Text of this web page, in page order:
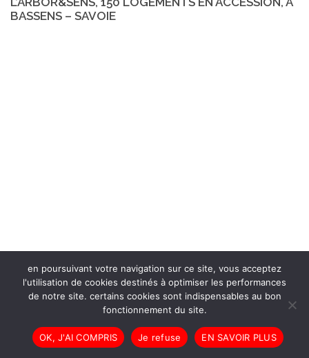
BASSENS – SAVOIE
en poursuivant votre navigation sur ce site, vous acceptez
l'utilisation de cookies destinés à optimiser les performances
de notre site. certains cookies sont indispensables au bon
fonctionnement du site.
OK, J'AI COMPRIS Je refuse EN SAVOIR PLUS